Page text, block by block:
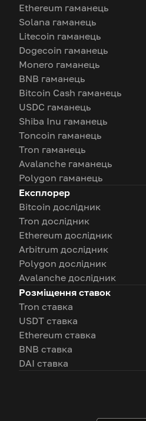
Ethereum гаманець
Solana гаманець
Litecoin гаманець
Dogecoin гаманець
Monero гаманець
BNB гаманець
Bitcoin Cash гаманець
USDC гаманець
Shiba Inu гаманець
Toncoin гаманець
Tron гаманець
Avalanche гаманець
Polygon гаманець
Експлорер
Bitcoin дослідник
Tron дослідник
Ethereum дослідник
Arbitrum дослідник
Polygon дослідник
Avalanche дослідник
Розміщення ставок
Tron ставка
USDT ставка
Ethereum ставка
BNB ставка
DAI ставка